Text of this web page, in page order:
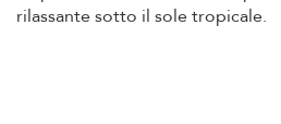
rilassante sotto il sole tropicale.